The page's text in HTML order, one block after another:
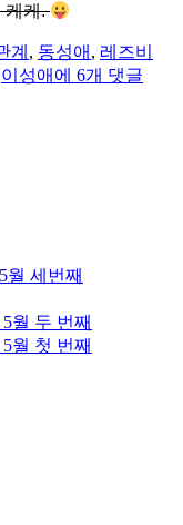
케케.
계 , 동성애 , 레즈비
이성애 연
성
그
리
에 6개 댓글
월 세번째
월 두 번째
월 첫 번째